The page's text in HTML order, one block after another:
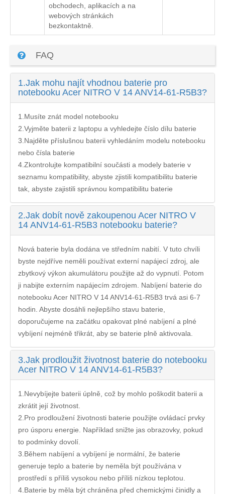
obchodech, aplikacích a na
webových stránkách
bezkontaktně.
FAQ
1.Jak mohu najít vhodnou baterie pro
notebooku Acer NITRO V 14 ANV14-61-R5B3?
1.Musíte znát model notebooku
2.Vyjměte baterii z laptopu a vyhledejte číslo dílu baterie
3.Najděte příslušnou baterii vyhledáním modelu notebooku
nebo čísla baterie
4.Zkontrolujte kompatibilní součásti a modely baterie v
seznamu kompatibility, abyste zjistili kompatibilitu baterie
tak, abyste zajistili správnou kompatibilitu baterie
2.Jak dobít nově zakoupenou Acer NITRO V
14 ANV14-61-R5B3 notebooku baterie?
Nová baterie byla dodána ve středním nabití. V tuto chvíli
byste nejdříve neměli používat externí napájecí zdroj, ale
zbytkový výkon akumulátoru použijte až do vypnutí. Potom
ji nabijte externím napájecím zdrojem. Nabíjení baterie do
notebooku Acer NITRO V 14 ANV14-61-R5B3 trvá asi 6-7
hodin. Abyste dosáhli nejlepšího stavu baterie,
doporučujeme na začátku opakovat plné nabíjení a plné
vybíjení nejméně třikrát, aby se baterie plně aktivovala.
3.Jak prodloužit životnost baterie do notebooku
Acer NITRO V 14 ANV14-61-R5B3?
1.Nevybíjejte baterii úplně, což by mohlo poškodit baterii a
zkrátit její životnost.
2.Pro prodloužení životnosti baterie použijte ovládací prvky
pro úsporu energie. Například snižte jas obrazovky, pokud
to podmínky dovolí.
3.Během nabíjení a vybíjení je normální, že baterie
generuje teplo a baterie by neměla být používána v
prostředí s příliš vysokou nebo příliš nízkou teplotou.
4.Baterie by měla být chráněna před chemickými činidly a